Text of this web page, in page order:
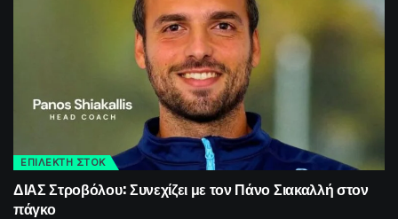
ΕΠΙΛΕΚΤΗ ΣΤΟΚ
ΔΙΑΣ Στροβόλου: Συνεχίζει με τον Πάνο Σιακαλλή στον
πάγκο